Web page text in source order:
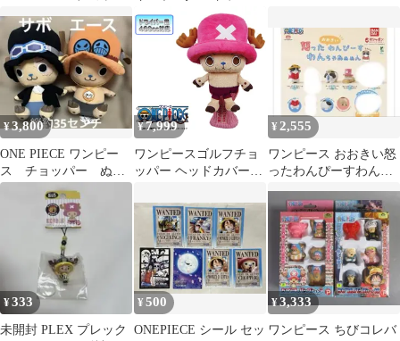
ボール風
¥3,800
ONE PIECE ワンピー
ス チョッパー ぬい
ぐるみ
¥7,999
ワンピースゴルフチョ
ッパー ヘッドカバー
¥ 2,555
ワンピース おおきい怒
ったわんぴーすわんち
¥333
未開封 PLEX プレック
¥500
ONEPIECE シール セッ
¥3,333
ワンピース ちびコレバ